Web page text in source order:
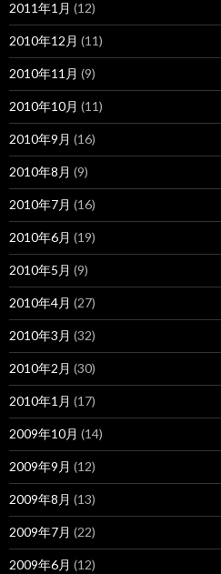
2011年1月 (12)
2010年12月 (11)
2010年11月 (9)
2010年10月 (11)
2010年9月 (16)
2010年8月 (9)
2010年7月 (16)
2010年6月 (19)
2010年5月 (9)
2010年4月 (27)
2010年3月 (32)
2010年2月 (30)
2010年1月 (17)
2009年10月 (14)
2009年9月 (12)
2009年8月 (13)
2009年7月 (22)
2009年6月 (12)